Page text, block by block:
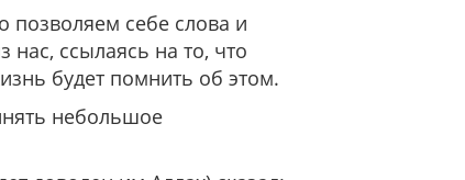
себе слова и
нас, ссылаясь на то, что
будет помнить об этом.